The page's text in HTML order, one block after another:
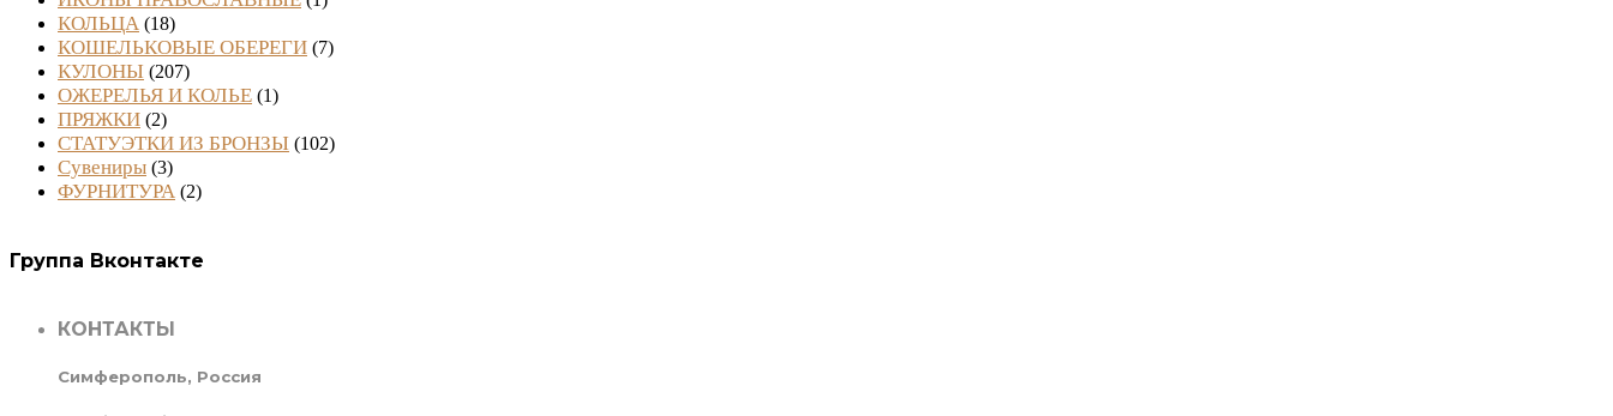
КОЛЬЦА (18)
КОШЕЛЬКОВЫЕ ОБЕРЕГИ (7)
КУЛОНЫ (207)
ОЖЕРЕЛЬЯ И КОЛЬЕ (1)
ПРЯЖКИ (2)
СТАТУЭТКИ ИЗ БРОНЗЫ (102)
Сувениры (3)
ФУРНИТУРА (2)
Группа Вконтакте
КОНТАКТЫ
Симферополь, Россия